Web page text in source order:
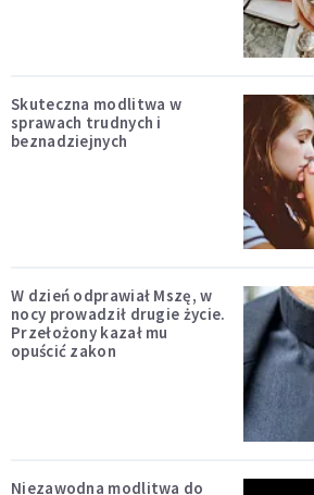
Skuteczna modlitwa w
sprawach trudnych i
beznadziejnych
W dzień odprawiał Mszę, w
nocy prowadził drugie życie.
Przełożony kazał mu
opuścić zakon
Niezawodna modlitwa do